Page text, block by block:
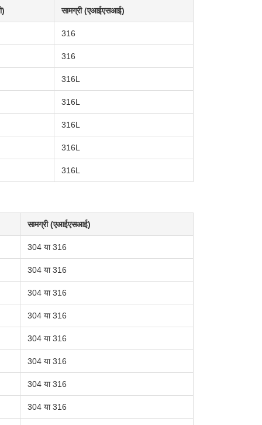
सामग्री (एआईएसआई)
316
316
316L
316L
316L
316L
316L
सामग्री (एआईएसआई)
304 या 316
304 या 316
304 या 316
304 या 316
304 या 316
304 या 316
304 या 316
304 या 316